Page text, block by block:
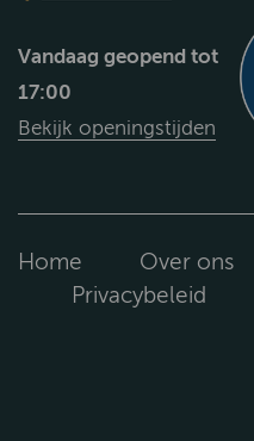
Vandaag geopend tot
17:00
Bekijk openingstijden
Home Over ons
Privacybeleid